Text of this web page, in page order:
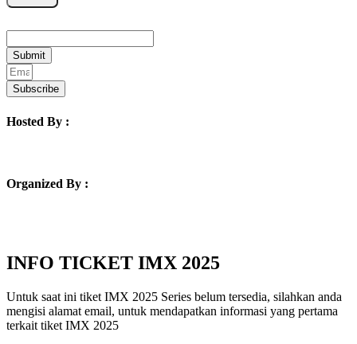
Submit
Subscribe
Hosted By :
Organized By :
INFO TICKET IMX 2025
Untuk saat ini tiket IMX 2025 Series belum tersedia, silahkan anda
mengisi alamat email, untuk mendapatkan informasi yang pertama
terkait tiket IMX 2025